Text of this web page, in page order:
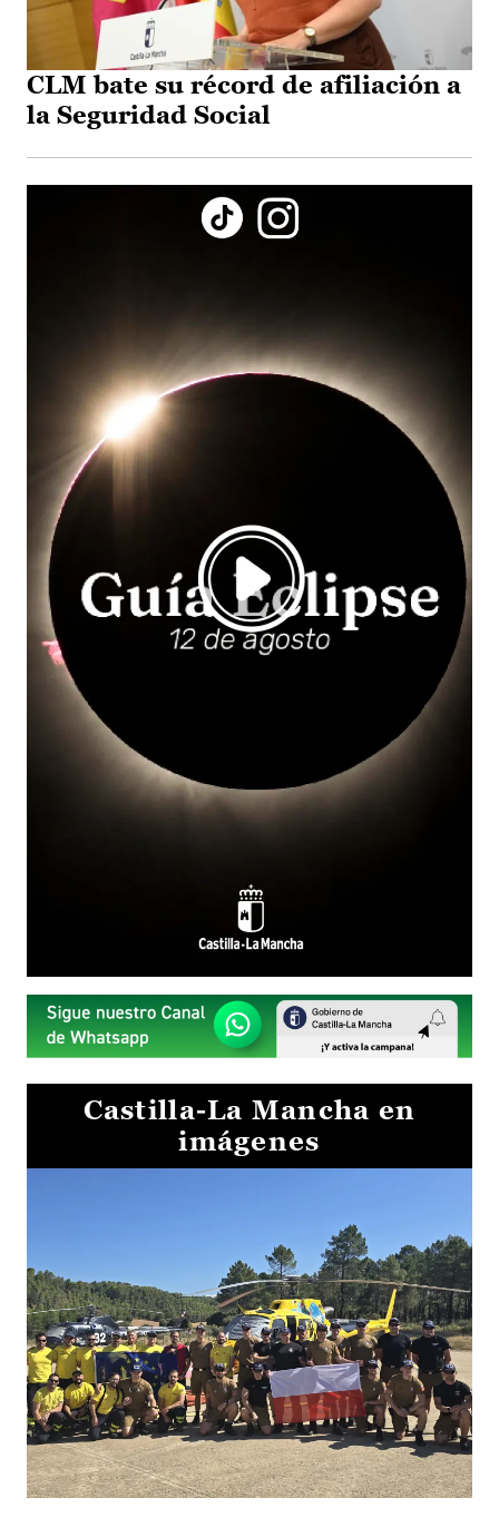
CLM bate su récord de afiliación a
la Seguridad Social
Castilla-La Mancha en
imágenes